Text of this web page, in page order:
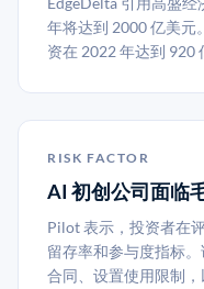
年将达到 2000 亿美元
资在 2022 年达到 920
RISK FACTOR
AI 初创公司面临
Pilot 表示，投资者在
留存率和参与度指标
合同、设置使用限制